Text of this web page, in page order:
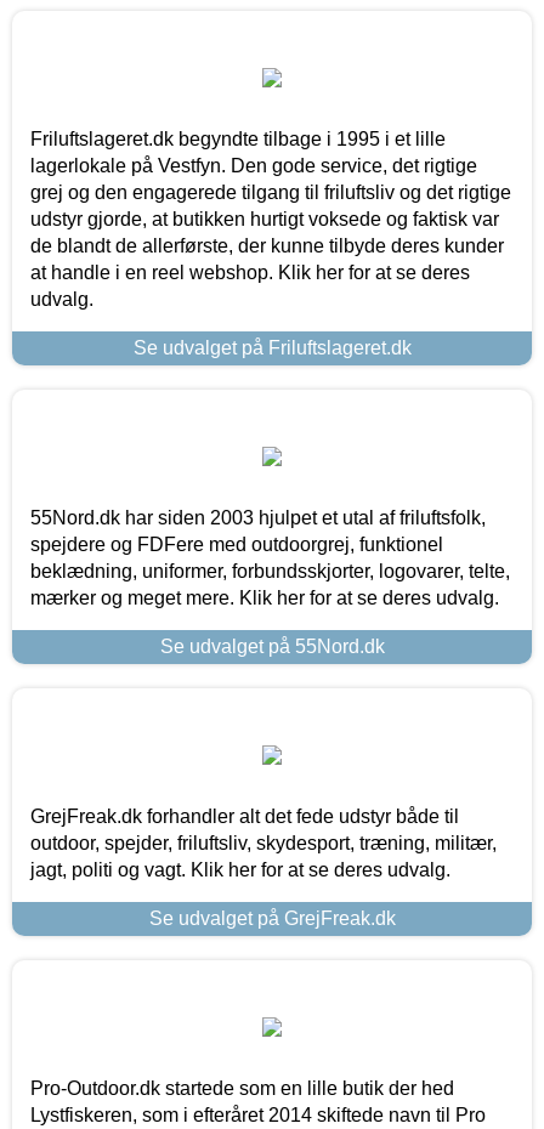
Friluftslageret.dk begyndte tilbage i 1995 i et lille
lagerlokale på Vestfyn. Den gode service, det rigtige
grej og den engagerede tilgang til friluftsliv og det rigtige
udstyr gjorde, at butikken hurtigt voksede og faktisk var
de blandt de allerførste, der kunne tilbyde deres kunder
at handle i en reel webshop. Klik her for at se deres
udvalg.
Se udvalget på Friluftslageret.dk
55Nord.dk har siden 2003 hjulpet et utal af friluftsfolk,
spejdere og FDFere med outdoorgrej, funktionel
beklædning, uniformer, forbundsskjorter, logovarer, telte,
mærker og meget mere. Klik her for at se deres udvalg.
Se udvalget på 55Nord.dk
GrejFreak.dk forhandler alt det fede udstyr både til
outdoor, spejder, friluftsliv, skydesport, træning, militær,
jagt, politi og vagt. Klik her for at se deres udvalg.
Se udvalget på GrejFreak.dk
Pro-Outdoor.dk startede som en lille butik der hed
Lystfiskeren, som i efteråret 2014 skiftede navn til Pro